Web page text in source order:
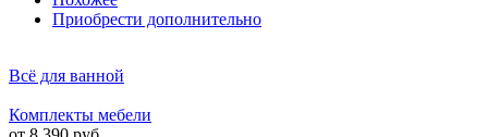
Приобрести дополнительно
Всё для ванной
Комплекты мебели